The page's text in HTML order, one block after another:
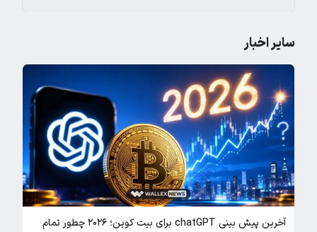
سایر اخبار
آخرین پیش بینی chatGPT برای بیت کوین؛ ۲۰۲۶ چطور تمام